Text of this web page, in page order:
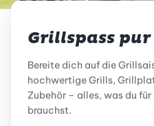
Grillspass pur
Bereite dich auf die
hochwertige Grills,
Zubehör – alles, was du
brauchst.